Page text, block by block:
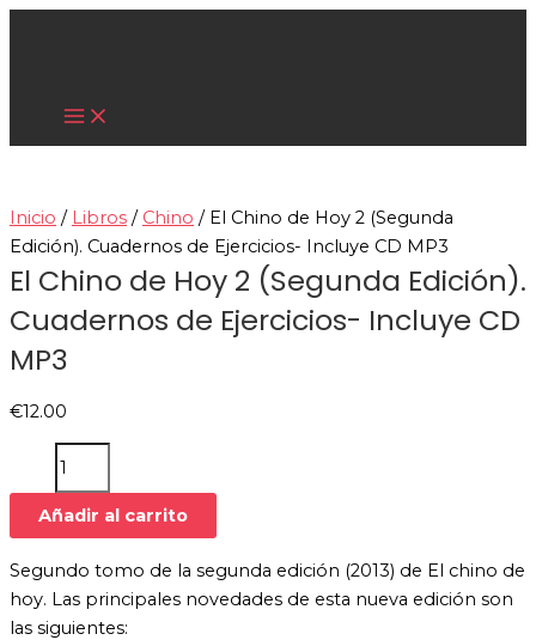
Ir
Main
Inicio / Libros / Chino / El Chino de Hoy 2 (Segunda
Edición). Cuadernos de Ejercicios- Incluye CD MP3
El Chino de Hoy 2 (Segunda Edición).
Cuadernos de Ejercicios- Incluye CD
MP3
€12.00
El
Cuadernos
de
Ejercicios-
CD
MP3
Añadir al carrito
Segundo tomo de la segunda edición (2013) de El chino de
hoy. Las principales novedades de esta nueva edición son
las siguientes: